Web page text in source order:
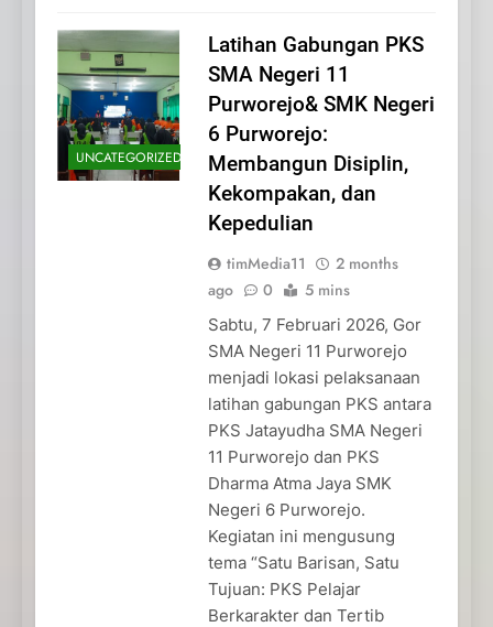
UNCATEGORIZED
Latihan Gabungan PKS
SMA Negeri 11
Purworejo& SMK Negeri
6 Purworejo:
Membangun Disiplin,
Kekompakan, dan
Kepedulian
timMedia11
2 months
ago
0 5 mins
Sabtu, 7 Februari 2026, Gor
SMA Negeri 11 Purworejo
menjadi lokasi pelaksanaan
latihan gabungan PKS antara
PKS Jatayudha SMA Negeri
11 Purworejo dan PKS
Dharma Atma Jaya SMK
Negeri 6 Purworejo.
Kegiatan ini mengusung
tema “Satu Barisan, Satu
Tujuan: PKS Pelajar
Berkarakter dan Tertib